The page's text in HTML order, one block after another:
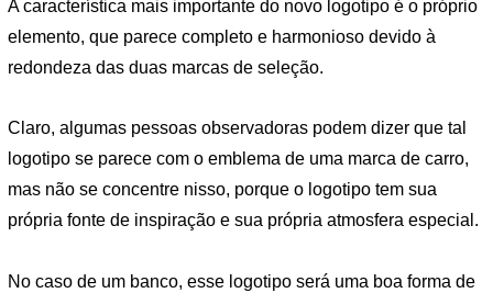
A característica mais importante do novo logotipo é o próprio
elemento, que parece completo e harmonioso devido à
redondeza das duas marcas de seleção.
Claro, algumas pessoas observadoras podem dizer que tal
logotipo se parece com o emblema de uma marca de carro,
mas não se concentre nisso, porque o logotipo tem sua
própria fonte de inspiração e sua própria atmosfera especial.
No caso de um banco, esse logotipo será uma boa forma de